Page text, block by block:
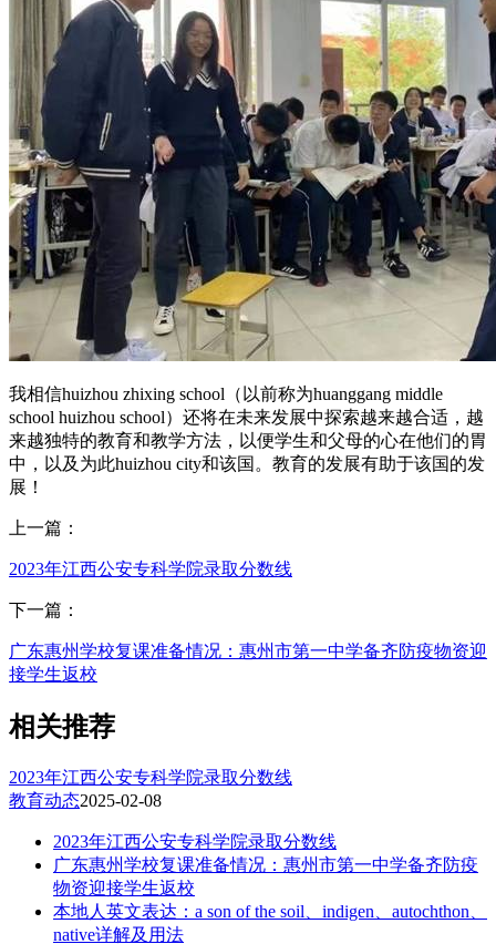
我相信huizhou zhixing school（以前称为huanggang middle
school huizhou school）还将在未来发展中探索越来越合适，越
来越独特的教育和教学方法，以便学生和父母的心在他们的胃
中，以及为此huizhou city和该国。教育的发展有助于该国的发
展！
上一篇：
2023年江西公安专科学院录取分数线
下一篇：
广东惠州学校复课准备情况：惠州市第一中学备齐防疫物资迎
接学生返校
相关推荐
2023年江西公安专科学院录取分数线
教育动态2025-02-08
2023年江西公安专科学院录取分数线
广东惠州学校复课准备情况：惠州市第一中学备齐防疫
物资迎接学生返校
本地人英文表达：a son of the soil、indigen、autochthon、
native详解及用法